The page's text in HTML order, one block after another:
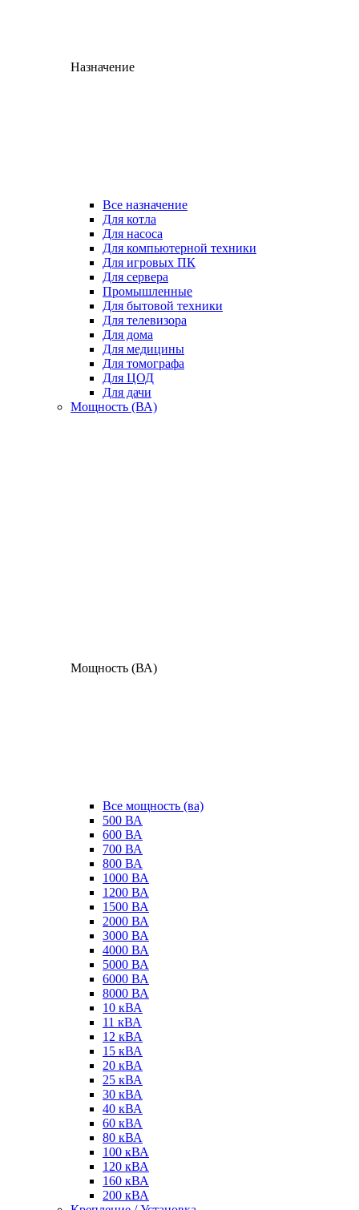
Назначение
Все назначение
Для котла
Для насоса
Для компьютерной техники
Для игровых ПК
Для сервера
Промышленные
Для бытовой техники
Для телевизора
Для дома
Для медицины
Для томографа
Для ЦОД
Для дачи
Мощность (ВА)
Мощность (ВА)
Все мощность (ва)
500 ВА
600 ВА
700 ВА
800 ВА
1000 ВА
1200 ВА
1500 ВА
2000 ВА
3000 ВА
4000 ВА
5000 ВА
6000 ВА
8000 ВА
10 кВА
11 кВА
12 кВА
15 кВА
20 кВА
25 кВА
30 кВА
40 кВА
60 кВА
80 кВА
100 кВА
120 кВА
160 кВА
200 кВА